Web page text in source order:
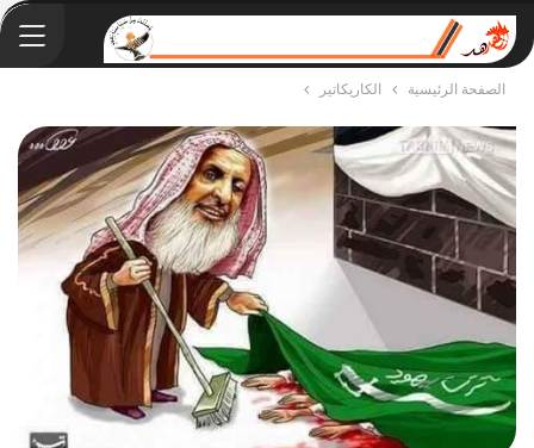
الصفحة الرئيسية الكاريكاتير